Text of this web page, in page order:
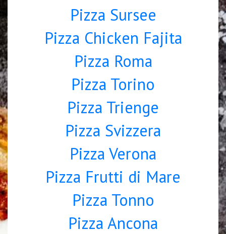
Pizza Sursee
Pizza Chicken Fajita
Pizza Roma
Pizza Torino
Pizza Trienge
Pizza Svizzera
Pizza Verona
Pizza Frutti di Mare
Pizza Tonno
Pizza Ancona